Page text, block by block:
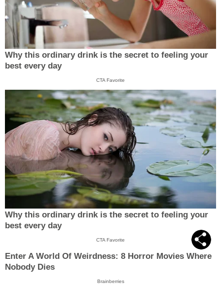
Why this ordinary drink is the secret to feeling your
best every day
CTA Favorite
Why this ordinary drink is the secret to feeling your
best every day
CTA Favorite
Enter A World Of Weirdness: 8 Horror Movies Where
Nobody Dies
Brainberries